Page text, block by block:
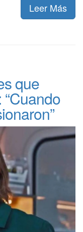
Leer Más
que